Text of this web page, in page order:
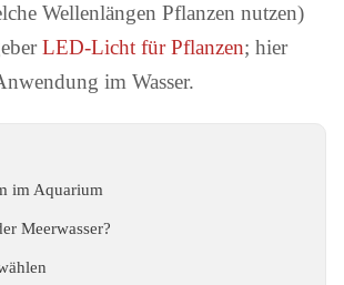
Wellenlängen Pflanzen nutzen)
LED-Licht für Pflanzen; hier
im Wasser.
im Aquarium
Meerwasser?